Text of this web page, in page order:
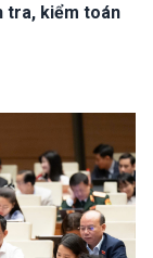
tra, kiểm toán